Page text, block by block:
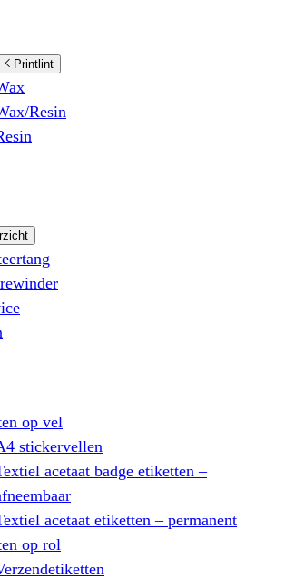
Printlint
Resin
op vel
stickervellen
acetaat badge etiketten –
acetaat etiketten – permanent
op rol